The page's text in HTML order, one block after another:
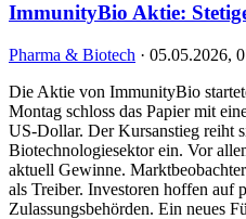
ImmunityBio Aktie:
Pharma & Biotech · 05.05.2026,
Die Aktie von ImmunityBio
Montag schloss das Papier mit
US-Dollar. Der Kursanstieg reiht
Biotechnologiesektor ein. Vor
aktuell Gewinne.
als Treiber. Investoren hoffen auf
Zulassungsbehörden. Ein neues